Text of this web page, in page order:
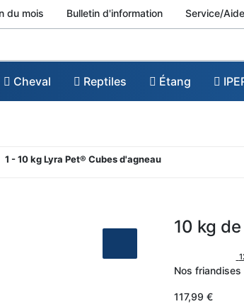
du mois Bulletin d'information Service/Aide
Cheval Reptiles Étang
1 - 10 kg Lyra Pet® Cubes d'agneau
10 kg
Nos
117,99 €